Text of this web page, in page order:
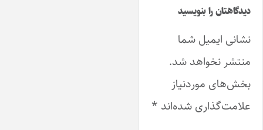
دیدگاهتان را بنویسید
نشانی ایمیل شما
منتشر نخواهد شد.
بخش‌های موردنیاز
علامت‌گذاری شده‌اند*